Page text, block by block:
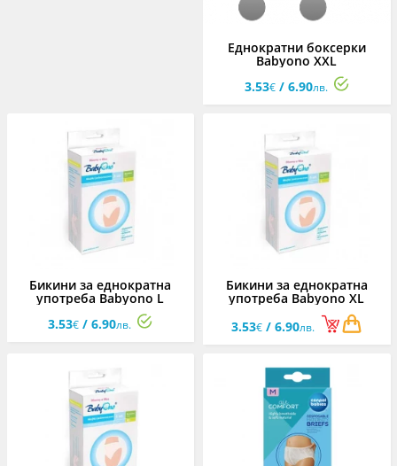
Еднократни боксерки
Babyono XXL
3.53€/ 6.90лв.
Бикини за еднократна
употреба Babyono L
3.53€ / 6.90лв.
Бикини за еднократна
употреба Babyono XL
3.53€ / 6.90лв.